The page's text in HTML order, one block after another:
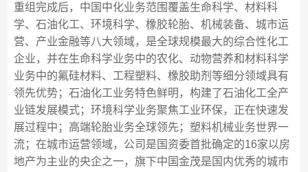
重组完成后，中国中化业务范围覆盖生命科学、材料科
学、石油化工、环境科学、橡胶轮胎、机械装备、城市运
营、产业金融等八大领域，是全球规模最大的综合性化工
企业，并在生命科学业务中的农化、动物营养和材料科学
业务中的氟硅材料、工程塑料、橡胶助剂等细分领域具有
领先优势；石油化工业务特色鲜明，构建了石油化工全产
业链发展模式；环境科学业务聚焦工业环保，正在快速发
展过程中；高端轮胎业务全球领先；塑料机械业务世界一
流；在城市运营领域，公司是国资委首批确定的16家以房
地产为主业的央企之一，旗下中国金茂是国内优秀的城市